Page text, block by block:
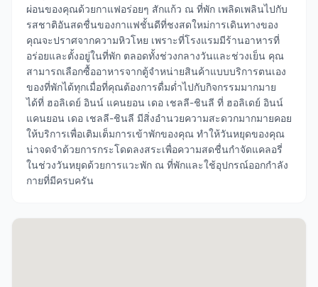
ผ่อนของคุณด้วยกาแฟอร่อยๆ สักแก้ว ณ ที่พัก เพลิดเพลินไปกับ
รสชาติอันสดชื่นของกาแฟชั้นดีที่ชงสดใหม่การเดินทางของ
คุณจะปราศจากความหิวโหย เพราะที่โรงแรมมีร้านอาหารที่
อร่อยและตั้งอยู่ในที่พัก ตลอดทั้งช่วงกลางวันและช่วงเย็น คุณ
สามารถเลือกซื้ออาหารจากตู้จำหน่ายสินค้าแบบบริการตนเอง
ของที่พักได้ทุกเมื่อที่คุณต้องการดื่มด่ำไปกับกิจกรรมมากมาย
ได้ที่ ฮอลิเดย์ อินน์ แคนยอน เดอ เชลลี-ชินลี ที่ ฮอลิเดย์ อินน์
แคนยอน เดอ เชลลี-ชินลี มีสิ่งอำนวยความสะดวกมากมายคอย
ให้บริการเพื่อเติมเต็มการเข้าพักของคุณ ทำให้วันหยุดของคุณ
น่าจดจำด้วยการกระโดดลงสระเพื่อความสดชื่นกำจัดแคลอรี่
ในช่วงวันหยุดด้วยการแวะพัก ณ ที่พักและใช้อุปกรณ์ออกกำลัง
กายที่มีครบครัน